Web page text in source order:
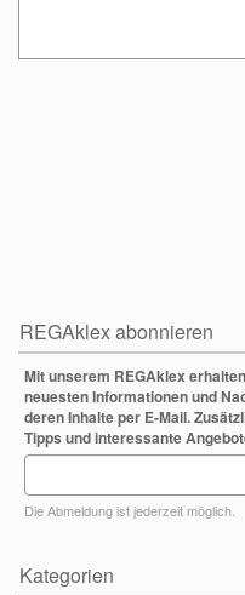
REGAklex abonnieren
Mit unserem REGAklex
neuesten Informationen und
deren Inhalte per E-Mail.
Tipps und interessante
Die Abmeldung ist jederzeit möglich.
Kategorien